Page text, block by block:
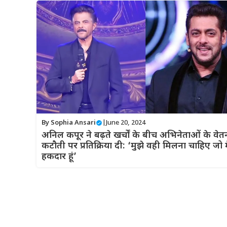
By Sophia Ansari June 20, 2024
अनिल कपूर ने बढ़ते खर्चों के बीच अभिनेताओं के
कटौती पर प्रतिक्रिया दी: ‘मुझे वही मिलना चाहिए जो
हकदार हूं’